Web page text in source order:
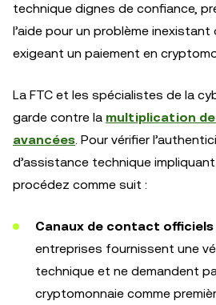
technique dignes de confiance,
l’aide pour un problème
exigeant un paiement en
La FTC et les spécialistes de la
garde contre la multiplication
avancées. Pour vérifier
d’assistance technique
procédez comme suit :
Canaux de contact officiels
entreprises fournissent une
technique et ne demandent
cryptomonnaie comme